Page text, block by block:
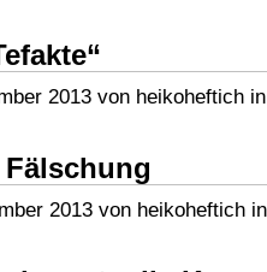
2013 von heikoheftich
2013 von heikoheftich